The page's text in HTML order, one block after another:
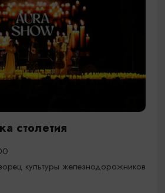
столетия
культуры железнодорожников